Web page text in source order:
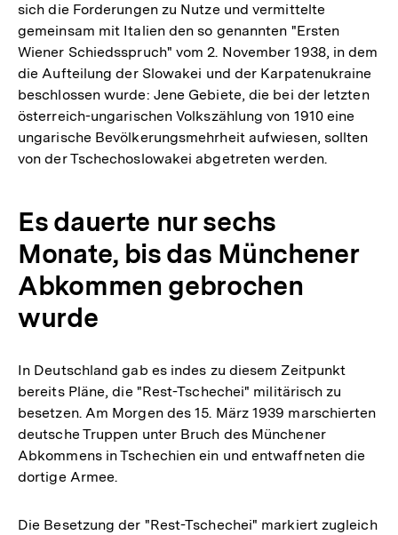
sich die Forderungen zu Nutze und vermittelte
gemeinsam mit Italien den so genannten "Ersten
Wiener Schiedsspruch" vom 2. November 1938, in dem
die Aufteilung der Slowakei und der Karpatenukraine
beschlossen wurde: Jene Gebiete, die bei der letzten
österreich-ungarischen Volkszählung von 1910 eine
ungarische Bevölkerungsmehrheit aufwiesen, sollten
von der Tschechoslowakei abgetreten werden.
Es dauerte nur sechs
Monate, bis das Münchener
Abkommen gebrochen
wurde
In Deutschland gab es indes zu diesem Zeitpunkt
bereits Pläne, die "Rest-Tschechei" militärisch zu
besetzen. Am Morgen des 15. März 1939 marschierten
deutsche Truppen unter Bruch des Münchener
Abkommens in Tschechien ein und entwaffneten die
dortige Armee.
Die Besetzung der "Rest-Tschechei" markiert zugleich